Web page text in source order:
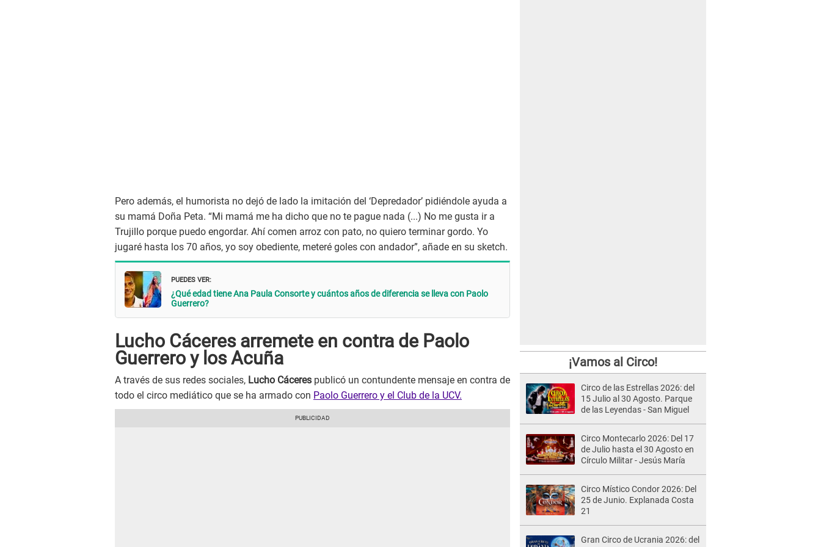
Pero además, el humorista no dejó de lado la imitación del ‘Depredador’ pidiéndole ayuda a
su mamá Doña Peta. “Mi mamá me ha dicho que no te pague nada (...) No me gusta ir a
Trujillo porque puedo engordar. Ahí comen arroz con pato, no quiero terminar gordo. Yo
jugaré hasta los 70 años, yo soy obediente, meteré goles con andador”, añade en su sketch.
PUEDES VER:
¿Qué edad tiene Ana Paula Consorte y cuántos años de diferencia se lleva con Paolo
Guerrero?
Lucho Cáceres arremete en contra de Paolo
Guerrero y los Acuña
A través de sus redes sociales, Lucho Cáceres publicó un contundente mensaje en contra de
todo el circo mediático que se ha armado con Paolo Guerrero y el Club de la UCV.
¡Vamos al Circo!
Circo de las Estrellas 2026: del
15 Julio al 30 Agosto. Parque
de las Leyendas - San Miguel
Circo Montecarlo 2026: Del 17
de Julio hasta el 30 Agosto en
Círculo Militar - Jesús María
Circo Místico Condor 2026: Del
25 de Junio. Explanada Costa
21
Gran Circo de Ucrania 2026: del